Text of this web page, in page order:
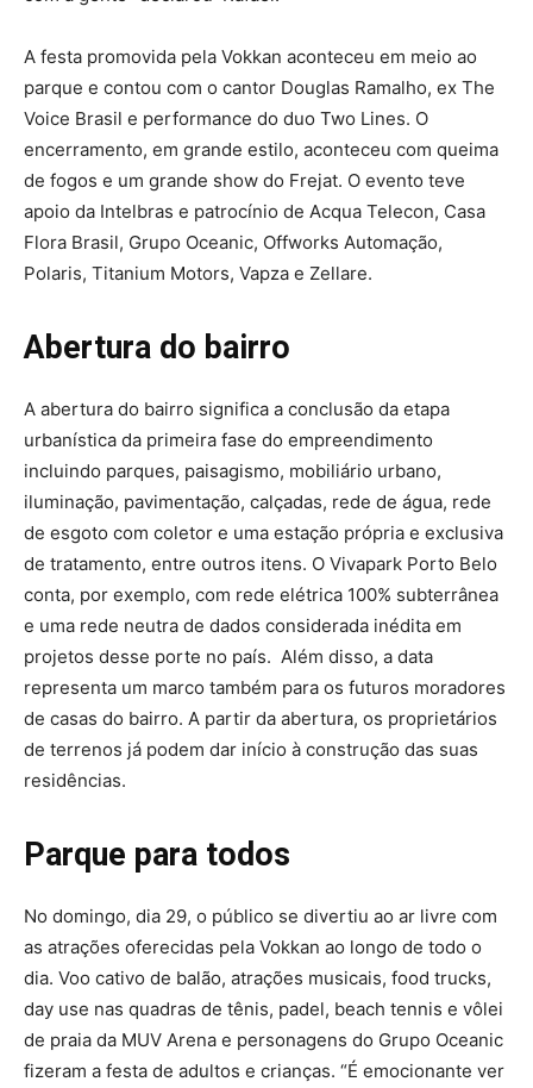
A festa promovida pela Vokkan aconteceu em meio ao
parque e contou com o cantor Douglas Ramalho, ex The
Voice Brasil e performance do duo Two Lines. O
encerramento, em grande estilo, aconteceu com queima
de fogos e um grande show do Frejat. O evento teve
apoio da Intelbras e patrocínio de Acqua Telecon, Casa
Flora Brasil, Grupo Oceanic, Offworks Automação,
Polaris, Titanium Motors, Vapza e Zellare.
Abertura do bairro
A abertura do bairro significa a conclusão da etapa
urbanística da primeira fase do empreendimento
incluindo parques, paisagismo, mobiliário urbano,
iluminação, pavimentação, calçadas, rede de água, rede
de esgoto com coletor e uma estação própria e exclusiva
de tratamento, entre outros itens. O Vivapark Porto Belo
conta, por exemplo, com rede elétrica 100% subterrânea
e uma rede neutra de dados considerada inédita em
projetos desse porte no país. Além disso, a data
representa um marco também para os futuros moradores
de casas do bairro. A partir da abertura, os proprietários
de terrenos já podem dar início à construção das suas
residências.
Parque para todos
No domingo, dia 29, o público se divertiu ao ar livre com
as atrações oferecidas pela Vokkan ao longo de todo o
dia. Voo cativo de balão, atrações musicais, food trucks,
day use nas quadras de tênis, padel, beach tennis e vôlei
de praia da MUV Arena e personagens do Grupo Oceanic
fizeram a festa de adultos e crianças. “É emocionante ver